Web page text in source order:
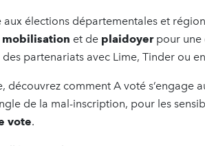
aux élections départementales et
mobilisation et de plaidoyerpour une
partenariats avec Lime, Tinder ou
découvrez comment A voté s’engage
de la mal-inscription, pour les
vote.